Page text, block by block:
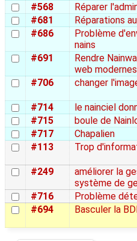
#568
Réparer
#681
Réparations
#686
Problème
nains
#691
Rendre
web modernes
#706
changer
#714
le nainciel
#715
boule de
#717
Chapalien
#113
Trop
#249
améliorer la
système de
#716
Problème
#694
Basculer la